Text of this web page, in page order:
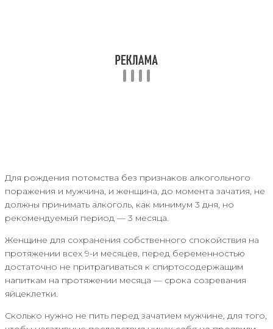
Для рождения потомства без признаков алкогольного
поражения и мужчина, и женщина, до момента зачатия, не
должны принимать алкоголь, как минимум 3 дня, но
рекомендуемый период — 3 месяца.
Женщине для сохранения собственного спокойствия на
протяжении всех 9-и месяцев, перед беременностью
достаточно не притрагиваться к спиртосодержащим
напиткам на протяжении месяца — срока созревания
яйцеклетки.
Сколько нужно не пить перед зачатием мужчине, для того,